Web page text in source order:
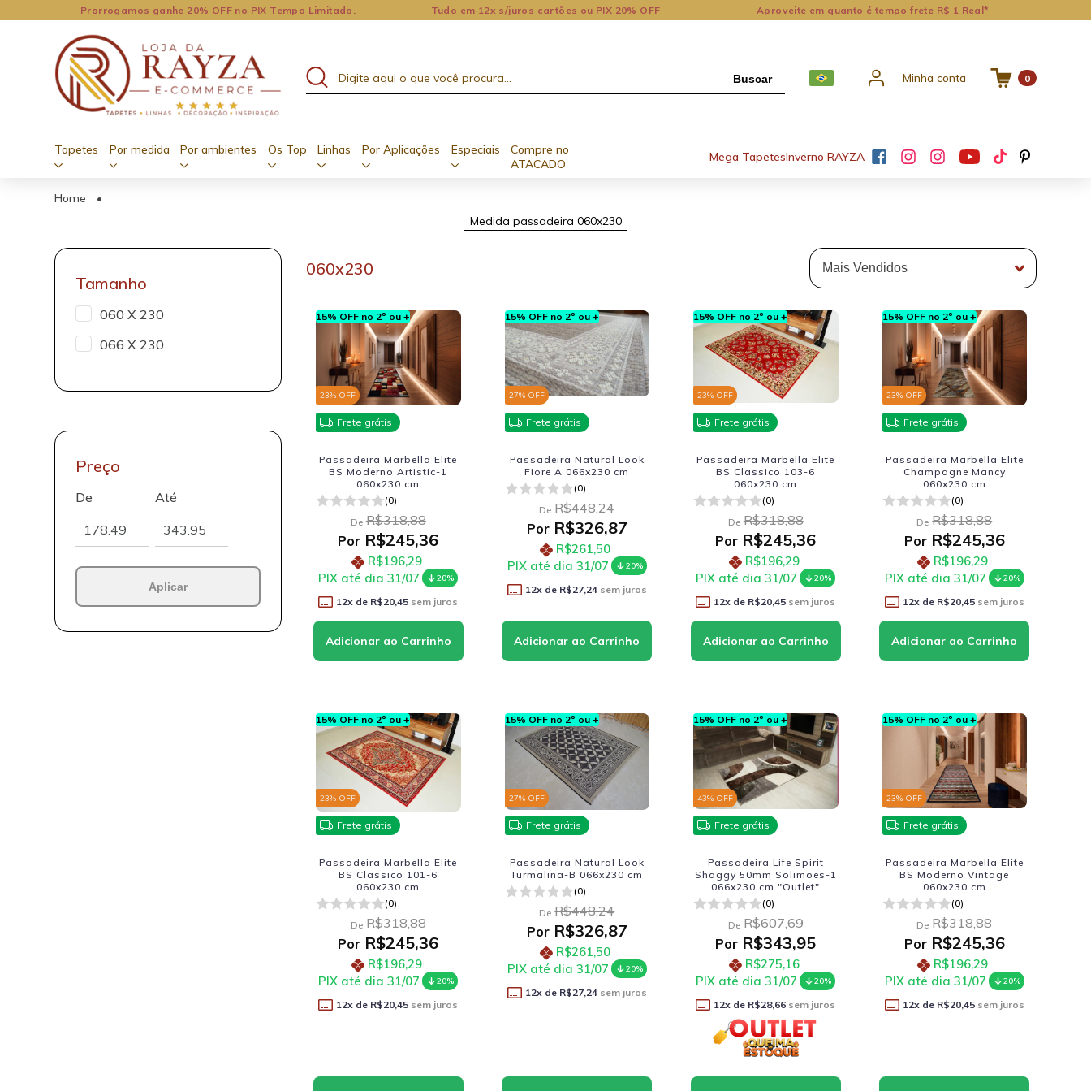
Prorrogamos ganhe 20% OFF no PIX Tempo Limitado. Tudo em 12x s/juros cartões ou PIX 20% OFF Aproveite em quanto é tempo frete R$ 1 Real*
Buscar Minha conta 0
Tapetes Por medida Por ambientes Os Top Linhas Por Aplicações Especiais
Compre no
ATACADO
Mega TapetesInverno RAYZA
Home
•
Medida passadeira 060x230
Tamanho
060 X 230
066 X 230
Preço
De Até
Aplicar
060x230
15% OFF no 2º ou +
23% OFF
Frete grátis
Passadeira Marbella Elite
BS Moderno Artistic-1
060x230 cm
(0)
De R$318,88
Por R$245,36
R$196,29
PIX até dia 31/07
20%
12x de R$20,45 sem juros
15% OFF no 2º ou +
27% OFF
Frete grátis
Passadeira Natural Look
Fiore A 066x230 cm
(0)
De R$448,24
PorR$326,87
R$261,50
PIX até dia 31/07
20%
12x de R$27,24sem juros
15% OFF no 2º ou +
23% OFF
Frete grátis
Passadeira Marbella Elite
BS Classico 103-6
060x230 cm
(0)
De R$318,88
Por R$245,36
R$196,29
PIX até dia 31/07
20%
12x de R$20,45 sem juros
15% OFF no 2º ou +
23% OFF
Frete grátis
Passadeira Marbella Elite
Champagne Mancy
060x230 cm
(0)
De R$318,88
PorR$245,36
R$196,29
PIX até dia 31/07
20%
12x de R$20,45sem juros
15% OFF no 2º ou +
23% OFF
Frete grátis
Passadeira Marbella Elite
BS Classico 101-6
060x230 cm
(0)
De R$318,88
Por R$245,36
R$196,29
PIX até dia 31/07
20%
12x de R$20,45 sem juros
15% OFF no 2º ou +
27% OFF
Frete grátis
Passadeira Natural Look
Turmalina-B 066x230 cm
(0)
De R$448,24
PorR$326,87
R$261,50
PIX até dia 31/07
20%
12x de R$27,24sem juros
15% OFF no 2º ou +
43% OFF
Frete grátis
Passadeira Life Spirit
Shaggy 50mm Solimoes-1
066x230 cm "Outlet"
(0)
De R$607,69
Por R$343,95
R$275,16
PIX até dia 31/07
20%
12x de R$28,66 sem juros
15% OFF no 2º ou +
23% OFF
Frete grátis
Passadeira Marbella Elite
BS Moderno Vintage
060x230 cm
(0)
De R$318,88
PorR$245,36
R$196,29
PIX até dia 31/07
20%
12x de R$20,45sem juros